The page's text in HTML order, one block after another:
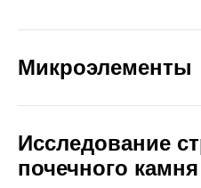
Микроэлементы
Исследование
почечного камня